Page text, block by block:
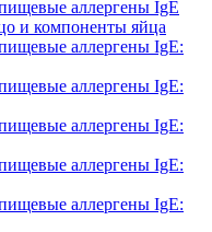
аллергены IgE
и компоненты яйца
аллергены IgE:
аллергены IgE:
аллергены IgE:
аллергены IgE:
аллергены IgE: